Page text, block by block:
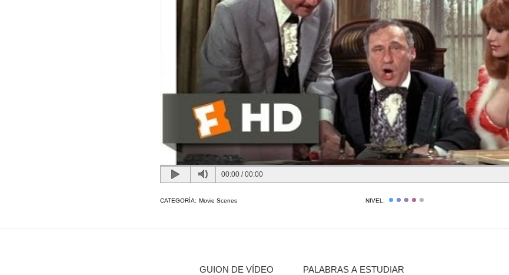
00:00 /00:00
CATEGORÍA: Movie Scenes NIVEL:
GUION DE VÍDEO PALABRAS A ESTUDIAR